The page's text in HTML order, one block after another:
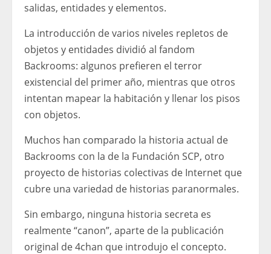
salidas, entidades y elementos.
La introducción de varios niveles repletos de
objetos y entidades dividió al fandom
Backrooms: algunos prefieren el terror
existencial del primer año, mientras que otros
intentan mapear la habitación y llenar los pisos
con objetos.
Muchos han comparado la historia actual de
Backrooms con la de la Fundación SCP, otro
proyecto de historias colectivas de Internet que
cubre una variedad de historias paranormales.
Sin embargo, ninguna historia secreta es
realmente “canon”, aparte de la publicación
original de 4chan que introdujo el concepto.